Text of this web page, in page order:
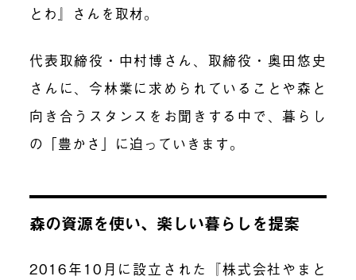
とわ』さんを取材。
代表取締役・中村博さん、取締役・奥田悠史
さんに、今林業に求められていることや森と
向き合うスタンスをお聞きする中で、暮らし
の「豊かさ」に迫っていきます。
森の資源を使い、楽しい暮らしを提案
2016年10月に設立された『株式会社やまと